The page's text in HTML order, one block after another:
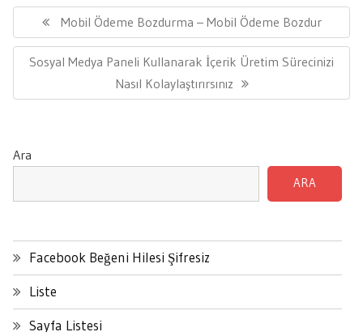
gezinmesiPrevious
Post:
Mobil Ödeme Bozdurma – Mobil Ödeme Bozdur
Next
Sosyal Medya Paneli Kullanarak İçerik Üretim Sürecinizi
Nasıl Kolaylaştırırsınız
Ara
ARA
Facebook Beğeni Hilesi Şifresiz
Liste
Sayfa Listesi